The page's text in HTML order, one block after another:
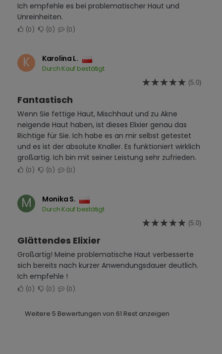
Ich empfehle es bei problematischer Haut und
Unreinheiten.
0 0 0
K Karolina L.
Durch Kauf bestätigt
(5.0)
Fantastisch
Wenn Sie fettige Haut, Mischhaut und zu Akne
neigende Haut haben, ist dieses Elixier genau das
Richtige für Sie. Ich habe es an mir selbst getestet
und es ist der absolute Knaller. Es funktioniert wirklich
großartig. Ich bin mit seiner Leistung sehr zufrieden.
0 0 0
M Monika S.
Durch Kauf bestätigt
(5.0)
Glättendes Elixier
Großartig! Meine problematische Haut verbesserte
sich bereits nach kurzer Anwendungsdauer deutlich.
Ich empfehle !
0 0 0
Weitere 5 Bewertungen von 61 Rest anzeigen